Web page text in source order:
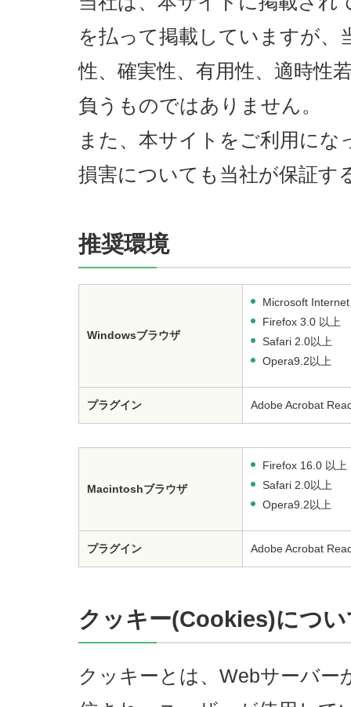
を払って掲載していますが、
性、確実性、有用性、適時性
負うものではありません。
また、本サイトをご利用に
損害についても当社が保証す
推奨環境
Windowsブラウザ
Microsoft
Firefox 3.0 以上
Safari 2.0以上
Opera9.2以上
プラグイン Adobe Acrobat
Macintoshブラウザ
Firefox 16.0 以上
Safari 2.0以上
Opera9.2以上
プラグイン Adobe Acrobat
クッキー(Cookies)につ
クッキーとは、Webサーバ